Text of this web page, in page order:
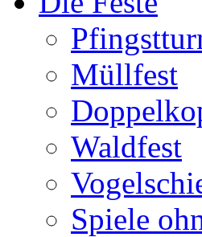
Müllfest
Waldfest
Spiele